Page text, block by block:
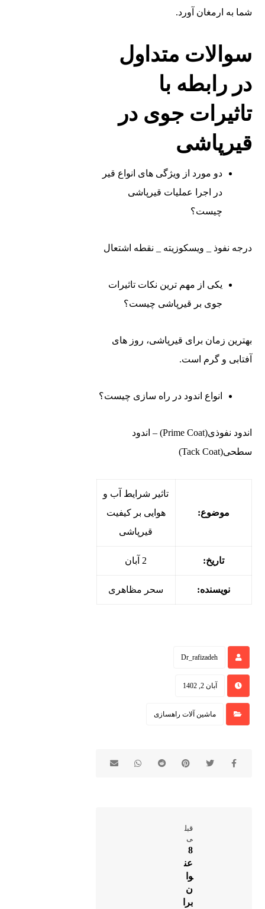
شما به ارمغان آورد.
سوالات متداول
در رابطه با
تاثیرات جوی در
قیرپاشی
دو مورد از ویژگی ‌های انواع قیر
در اجرا عملیات قیرپاشی
چیست؟
درجه نفوذ _ ویسکوزیته _ نقطه اشتعال
یکی از مهم ترین نکات تاثیرات
جوی بر قیرپاشی چیست؟
بهترین زمان برای قیرپاشی، روز های
آفتابی و گرم است.
انواع اندود در راه سازی چیست؟
اندود نفوذی(Prime Coat) – اندود
سطحی(Tack Coat)
موضوع:
تاثیر شرایط آب و
هوایی بر کیفیت
قیرپاشی
تاریخ: 2 آبان
نویسنده: سحر مظاهری
Dr_rafizadeh
آبان 2, 1402
ماشین آلات راهسازی
قبل
ی
8
عن
وا
ن
برا